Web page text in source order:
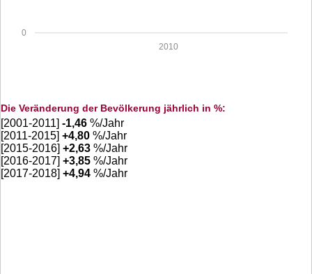
0
2010
Die Veränderung der Bevölkerung jährlich in %:
[2001-2011] -1,46 %/Jahr
[2011-2015] +4,80 %/Jahr
[2015-2016] +2,63 %/Jahr
[2016-2017] +3,85 %/Jahr
[2017-2018] +4,94 %/Jahr